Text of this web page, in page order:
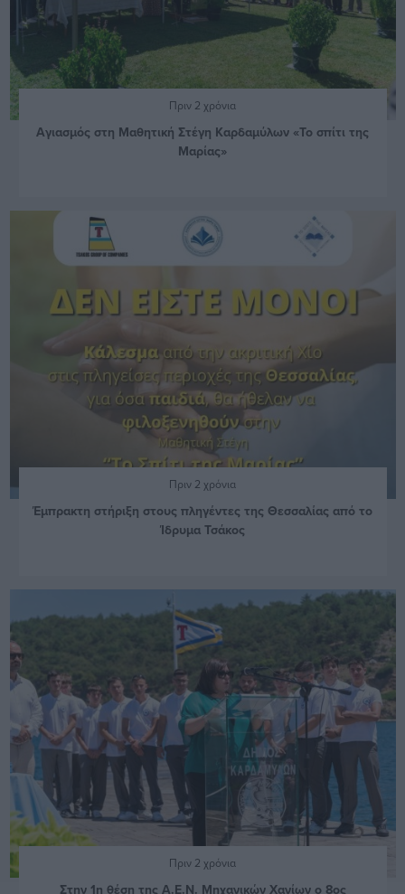
Πριν 2 χρόνια
Αγιασμός στη Μαθητική Στέγη Καρδαμύλων «Το σπίτι της
Μαρίας»
Πριν 2 χρόνια
Έμπρακτη στήριξη στους πληγέντες της Θεσσαλίας από το
Ίδρυμα Τσάκος
Πριν 2 χρόνια
Στην 1η θέση της Α.Ε.Ν. Μηχανικών Χανίων ο 8ος